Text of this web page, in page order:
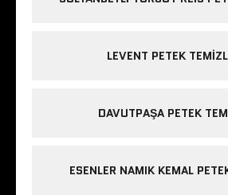
LEVENT PETEK
DAVUTPAŞA PETEK
ESENLER NAMIK KEMAL